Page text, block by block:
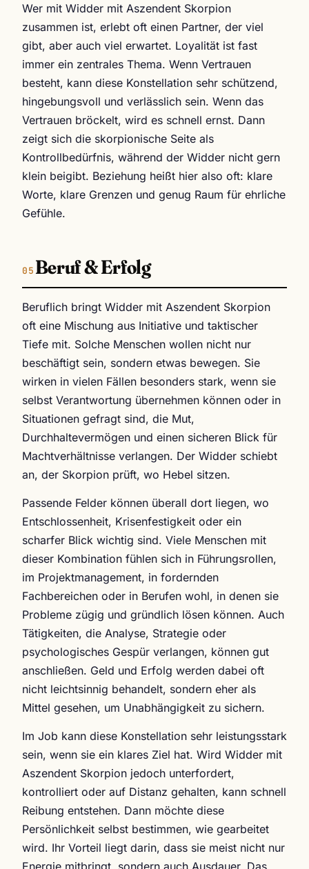
Wer mit Widder mit Aszendent Skorpion
zusammen ist, erlebt oft einen Partner, der viel
gibt, aber auch viel erwartet. Loyalität ist fast
immer ein zentrales Thema. Wenn Vertrauen
besteht, kann diese Konstellation sehr schützend,
hingebungsvoll und verlässlich sein. Wenn das
Vertrauen bröckelt, wird es schnell ernst. Dann
zeigt sich die skorpionische Seite als
Kontrollbedürfnis, während der Widder nicht gern
klein beigibt. Beziehung heißt hier also oft: klare
Worte, klare Grenzen und genug Raum für ehrliche
Gefühle.
Beruf & Erfolg
Beruflich bringt Widder mit Aszendent Skorpion
oft eine Mischung aus Initiative und taktischer
Tiefe mit. Solche Menschen wollen nicht nur
beschäftigt sein, sondern etwas bewegen. Sie
wirken in vielen Fällen besonders stark, wenn sie
selbst Verantwortung übernehmen können oder in
Situationen gefragt sind, die Mut,
Durchhaltevermögen und einen sicheren Blick für
Machtverhältnisse verlangen. Der Widder schiebt
an, der Skorpion prüft, wo Hebel sitzen.
Passende Felder können überall dort liegen, wo
Entschlossenheit, Krisenfestigkeit oder ein
scharfer Blick wichtig sind. Viele Menschen mit
dieser Kombination fühlen sich in Führungsrollen,
im Projektmanagement, in fordernden
Fachbereichen oder in Berufen wohl, in denen sie
Probleme zügig und gründlich lösen können. Auch
Tätigkeiten, die Analyse, Strategie oder
psychologisches Gespür verlangen, können gut
anschließen. Geld und Erfolg werden dabei oft
nicht leichtsinnig behandelt, sondern eher als
Mittel gesehen, um Unabhängigkeit zu sichern.
Im Job kann diese Konstellation sehr leistungsstark
sein, wenn sie ein klares Ziel hat. Wird Widder mit
Aszendent Skorpion jedoch unterfordert,
kontrolliert oder auf Distanz gehalten, kann schnell
Reibung entstehen. Dann möchte diese
Persönlichkeit selbst bestimmen, wie gearbeitet
wird. Ihr Vorteil liegt darin, dass sie meist nicht nur
Energie mitbringt, sondern auch Ausdauer. Das